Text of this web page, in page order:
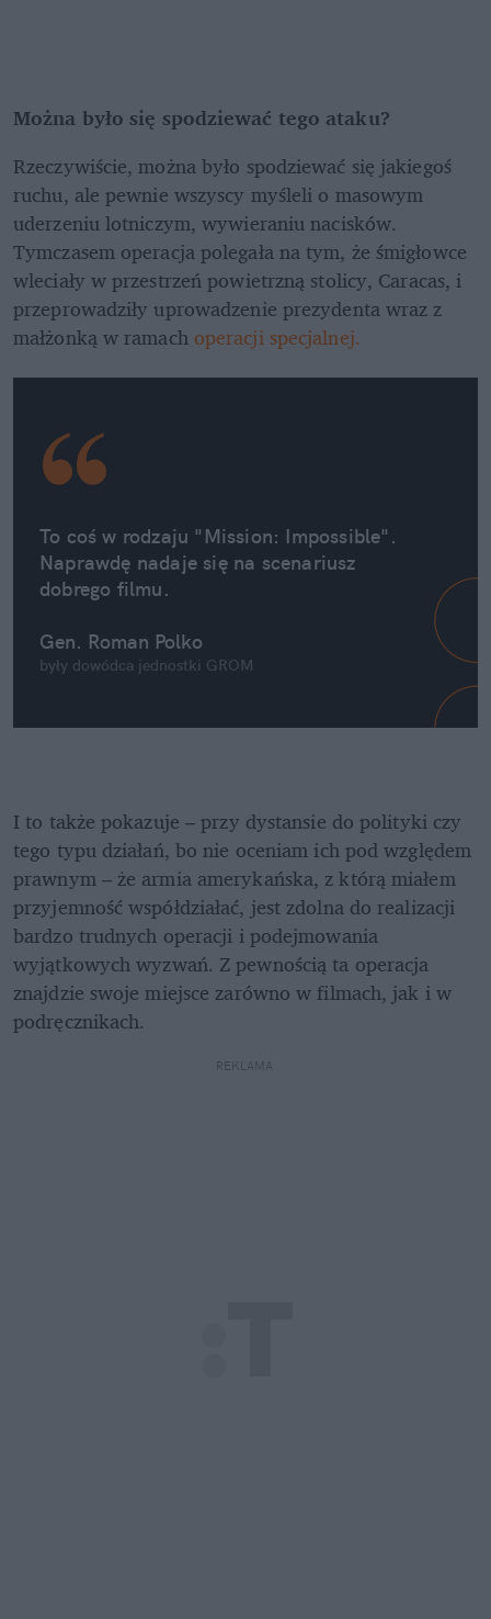
Można było się spodziewać tego ataku?
Rzeczywiście, można było spodziewać się jakiegoś
ruchu, ale pewnie wszyscy myśleli o masowym
uderzeniu lotniczym, wywieraniu nacisków.
Tymczasem operacja polegała na tym, że śmigłowce
wleciały w przestrzeń powietrzną stolicy, Caracas, i
przeprowadziły uprowadzenie prezydenta wraz z
małżonką w ramach operacji specjalnej.
To coś w rodzaju "Mission: Impossible".
Naprawdę nadaje się na scenariusz
dobrego filmu.
Gen. Roman Polko
były dowódca jednostki GROM
I to także pokazuje – przy dystansie do polityki czy
tego typu działań, bo nie oceniam ich pod względem
prawnym – że armia amerykańska, z którą miałem
przyjemność współdziałać, jest zdolna do realizacji
bardzo trudnych operacji i podejmowania
wyjątkowych wyzwań. Z pewnością ta operacja
znajdzie swoje miejsce zarówno w filmach, jak i w
podręcznikach.
REKLAMA